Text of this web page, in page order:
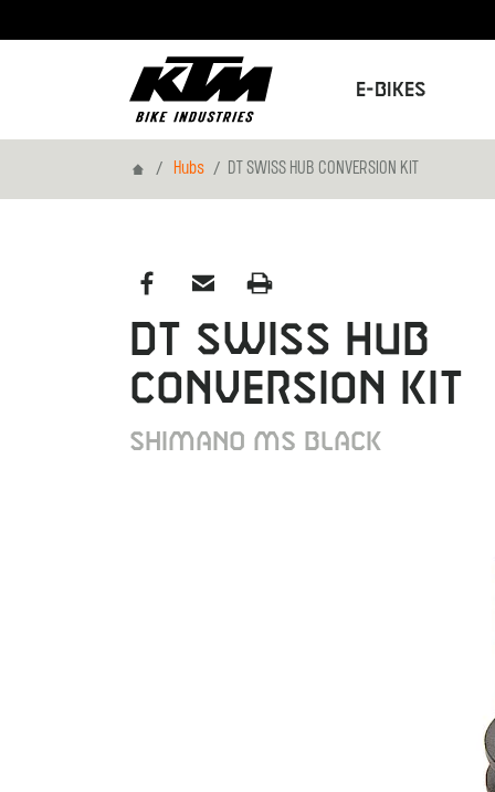
E-Bikes
HomeHubs DT SWISS HUB CONVERSION KIT
DT SWISS HUB
CONVERSION KIT
SHIMANO MS BLACK